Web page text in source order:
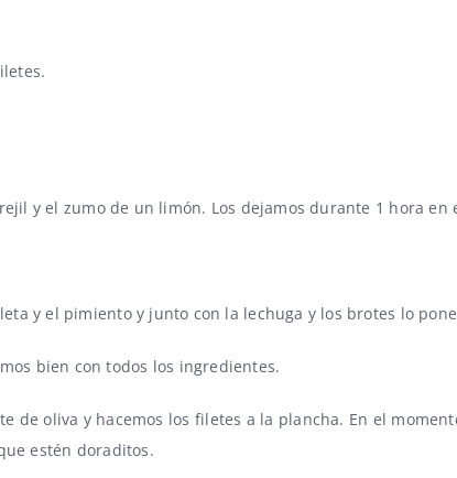
y el zumo de un limón. Los dejamos durante 1 hora
y el pimiento y junto con la lechuga y los brotes lo
bien con todos los ingredientes.
de oliva y hacemos los filetes a la plancha. En el
estén doraditos.